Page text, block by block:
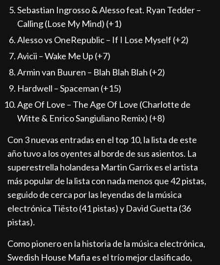
Sebastian Ingrosso & Alesso feat. Ryan Tedder –
Calling (Lose My Mind) (+1)
Alesso vs OneRepublic – If I Lose Myself (+2)
Avicii – Wake Me Up (+7)
Armin van Buuren – Blah Blah Blah (+2)
Hardwell – Spaceman (+15)
Age Of Love – The Age Of Love (Charlotte de
Witte & Enrico Sangiuliano Remix) (+8)
Con 3 nuevas entradas en el top 10, la lista de este
año tuvo a los oyentes al borde de sus asientos. La
superestrella holandesa Martin Garrix es el artista
más popular de la lista con nada menos que 42 pistas,
seguido de cerca por las leyendas de la música
electrónica Tiësto (41 pistas) y David Guetta (36
pistas).
Como pionero en la historia de la música electrónica,
Swedish House Mafia es el trío mejor clasificado,